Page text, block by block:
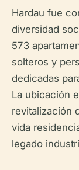
Hardau fue
diversidad
573
solteros y
dedicadas
La ubicación
revitalización
vida
legado